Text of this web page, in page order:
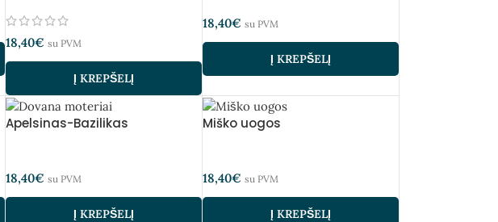
18,40€ su PVM
Į KREPŠELĮ
18,40€ su PVM
Į KREPŠELĮ
Apelsinas-Bazilikas
18,40€ su PVM
Į KREPŠELĮ
Miško uogos
18,40€ su PVM
Į KREPŠELĮ